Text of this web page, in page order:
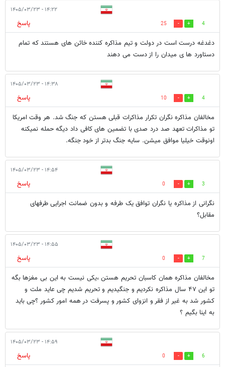
۱۴:۲۲ - ۱۴۰۵/۰۳/۲۳
4
25
پاسخ
دغدغه درست است در دولت و تیم مذاکره کننده خائن های هستند که تمام
دستاورد ها ی میدان را از دست می دهند
۱۴:۳۸ - ۱۴۰۵/۰۳/۲۳
4
10
پاسخ
مخالفان مذاکره نگران تکرار مذاکرات قبلی هستن که جنگ شد. هر وقت امریکا
تو مذاکرات تعهد صد درد صدی با تضمین های کافی داد دیگه حمله نمیکنه
اونوقت خیلیا موافق میشن. سایه جنگ بدتر از خود جنگه.
۱۴:۵۴ - ۱۴۰۵/۰۳/۲۳
3
0
پاسخ
نگرانی از مذاکره یا نگران توافق یک طرفه و بدون ضمانت اجرایی طرفهای
مقابل؟
۱۴:۵۵ - ۱۴۰۵/۰۳/۲۳
7
0
پاسخ
مخالفان مذاکره همان کاسبان تحریم هستن ،یکی نیست به این بی مغزها بگه
تو این ۴۷ سال مذاکره نکردیم و جنگیدیم و تحریم شدیم چی عاید ملت و
کشور شد به غیر از فقر و انزوای کشور و پسرفت در همه امور کشور ؟چی باید
به اینا بگیم ؟
۱۴:۵۹ - ۱۴۰۵/۰۳/۲۳
6
0
پاسخ